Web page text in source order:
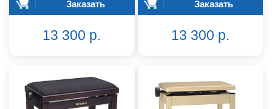
Заказать
13 300 р.
Заказать
13 300 р.